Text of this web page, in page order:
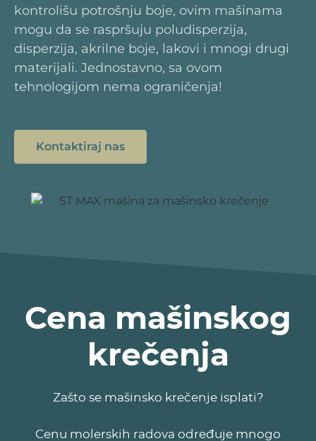
kontrolišu potrošnju boje, ovim mašinama
mogu da se raspršuju poludisperzija,
disperzija, akrilne boje, lakovi i mnogi drugi
materijali. Jednostavno, sa ovom
tehnologijom nema ograničenja!
Kontaktiraj nas
Cena mašinskog
krečenja
Zašto se mašinsko krečenje isplati?
Cenu molerskih radova određuje mnogo